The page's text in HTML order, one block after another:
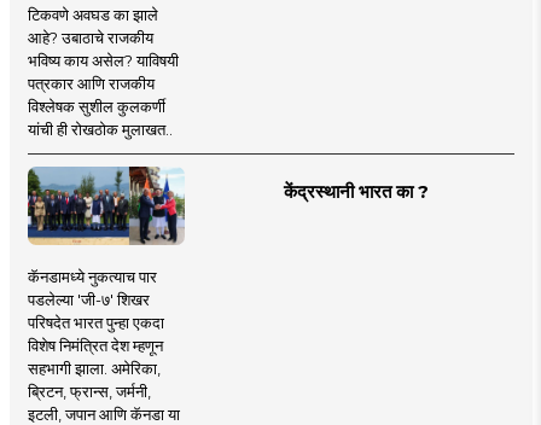
टिकवणे अवघड का झाले
आहे? उबाठाचे राजकीय
भविष्य काय असेल? याविषयी
पत्रकार आणि राजकीय
विश्लेषक सुशील कुलकर्णी
यांची ही रोखठोक मुलाखत..
केंद्रस्थानी भारत का ?
कॅनडामध्ये नुकत्याच पार
पडलेल्या 'जी-७' शिखर
परिषदेत भारत पुन्हा एकदा
विशेष निमंत्रित देश म्हणून
सहभागी झाला. अमेरिका,
ब्रिटन, फ्रान्स, जर्मनी,
इटली, जपान आणि कॅनडा या